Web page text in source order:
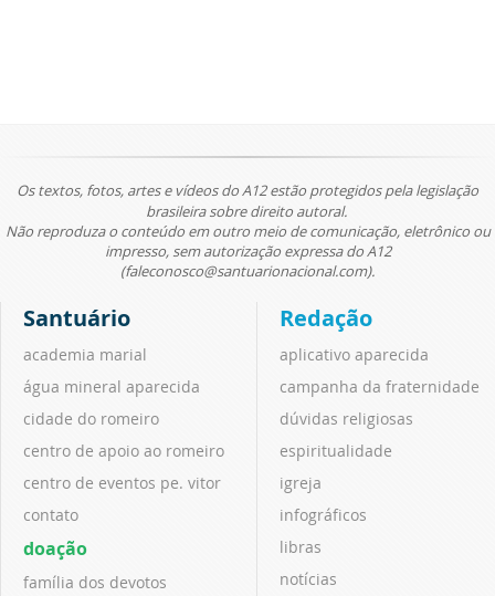
Os textos, fotos, artes e vídeos do A12 estão protegidos pela legislação
brasileira sobre direito autoral.
Não reproduza o conteúdo em outro meio de comunicação, eletrônico ou
impresso, sem autorização expressa do A12
(faleconosco@santuarionacional.com).
Santuário
academia marial
água mineral aparecida
cidade do romeiro
centro de apoio ao romeiro
centro de eventos pe. vitor
contato
doação
família dos devotos
Redação
aplicativo aparecida
campanha da fraternidade
dúvidas religiosas
espiritualidade
igreja
infográficos
libras
notícias